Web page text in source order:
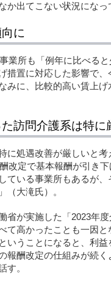
か出てこない状況になっ
に
業所も「例年に比べる
措置に対応した影響で
みに、比較的高い賃上
訪問介護系は特に
に処遇改善が厳しいと
改定で基本報酬が引き
ている事業所もあるが
（大滝氏）。
省が実施した「2023年
て高かったことも一因
いうことになると、利
報酬改定の仕組みが続
す。